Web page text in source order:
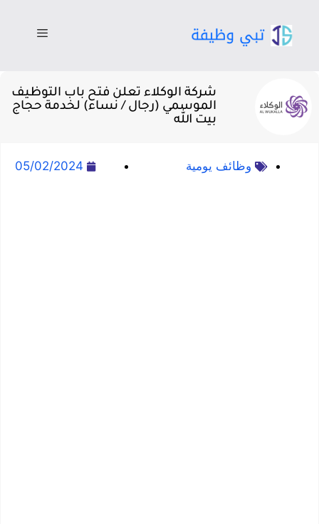
شركة الوكلاء تعلن فتح باب التوظيف
الموسمي (رجال / نساء) لخدمة حجاج
بيت الله
وظائف يومية 05/02/2024